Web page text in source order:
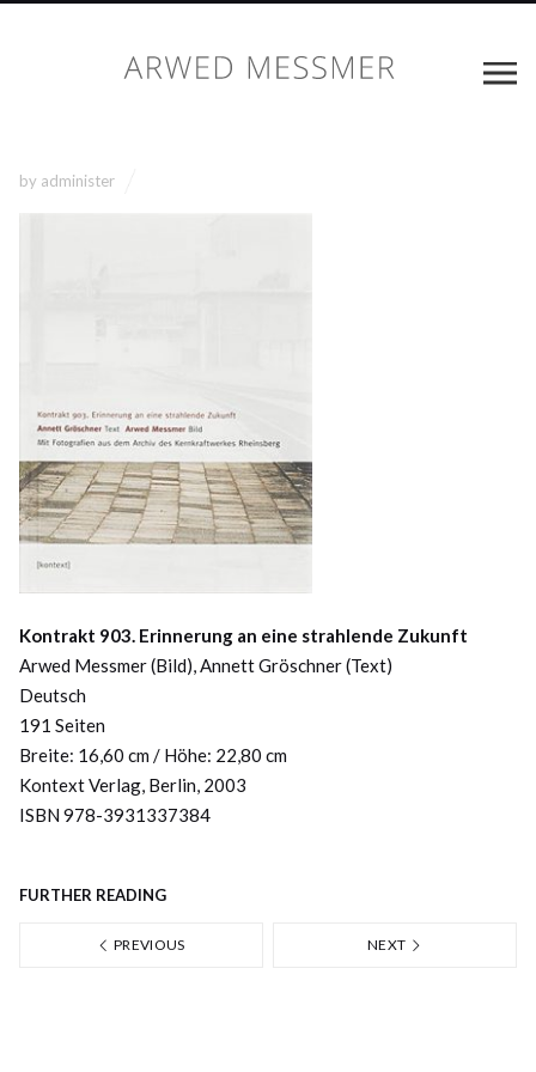
by administer
Kontrakt 903. Erinnerung an eine strahlende Zukunft
Arwed Messmer (Bild), Annett Gröschner (Text)
Deutsch
191 Seiten
Breite: 16,60 cm / Höhe: 22,80 cm
Kontext Verlag, Berlin, 2003
ISBN 978-3931337384
FURTHER READING
PREVIOUS NEXT